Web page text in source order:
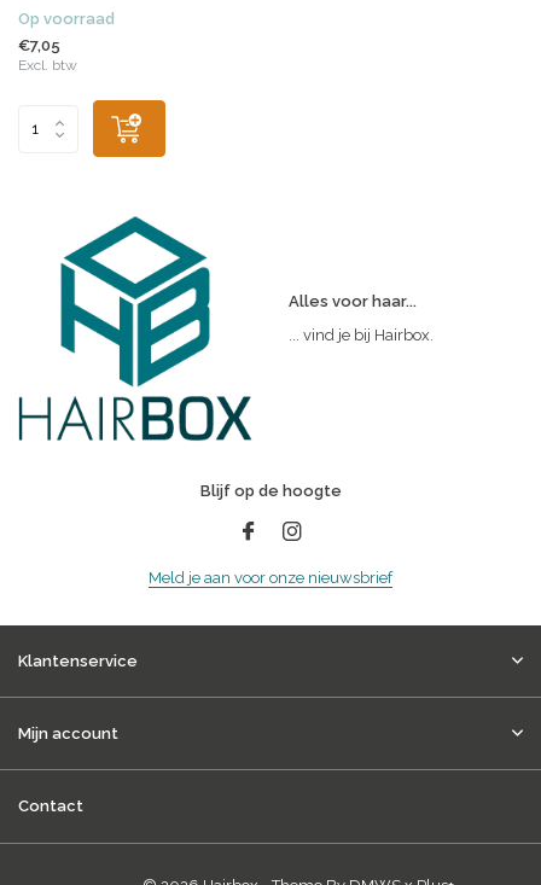
Op voorraad
€7,05
Excl. btw
Alles voor haar...
... vind je bij Hairbox.
Blijf op de hoogte
Meld je aan voor onze nieuwsbrief
Klantenservice
Mijn account
Contact